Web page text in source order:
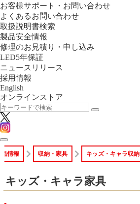
お客様サポート・お問い合わせ
よくあるお問い合わせ
取扱説明書検索
製品安全情報
修理のお見積り・申し込み
LED5年保証
ニュースリリース
採用情報
English
オンラインストア
品情報 収納・家具 キッズ・キャラ収納
キッズ・キャラ家具